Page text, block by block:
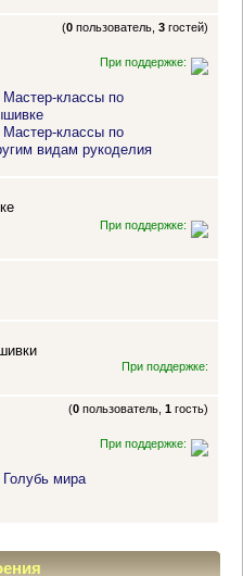
(0 пользователь,3 гостей)
При поддержке:
Мастер-классы по
Мастер-классы по
видам рукоделия
При поддержке:
При поддержке:
(0 пользователь,1 гость)
При поддержке:
Голубь мира